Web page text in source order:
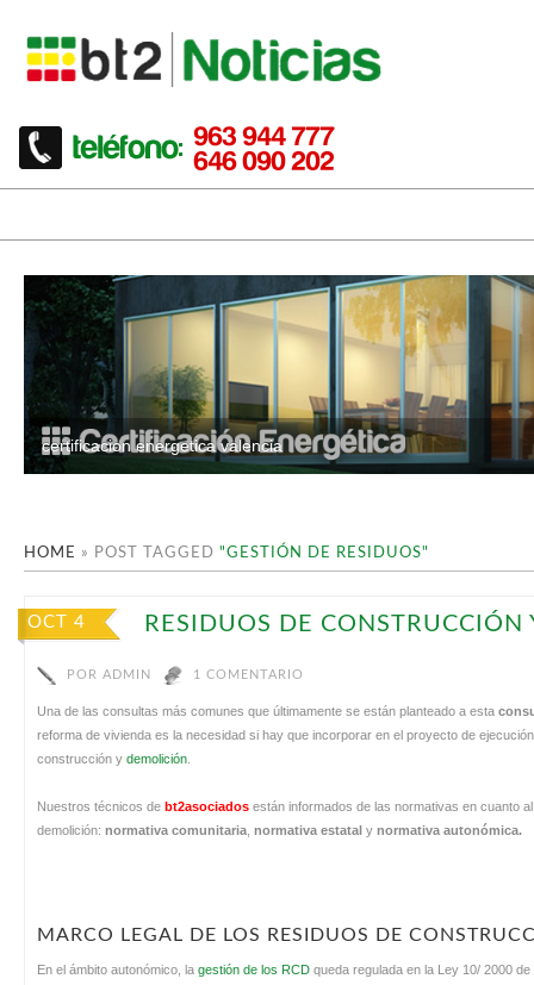
certificacion energetica valencia
HOME » POST TAGGED "GESTIÓN DE RESIDUOS"
OCT 4 RESIDUOS DE
POR ADMIN 1 COMENTARIO
Una de las consultas más comunes que últimamente se están planteado a esta
reforma de vivienda es la necesidad si hay que incorporar en el proyecto de
construcción y demolición.
Nuestros técnicos de bt2asociados están informados de las normativas en cuanto
demolición: normativa comunitaria, normativa estatal y normativa autonómica.
MARCO LEGAL DE LOS RESIDUOS DE
En el ámbito autonómico, la gestión de los RCD queda regulada en la Ley 10/ 2000